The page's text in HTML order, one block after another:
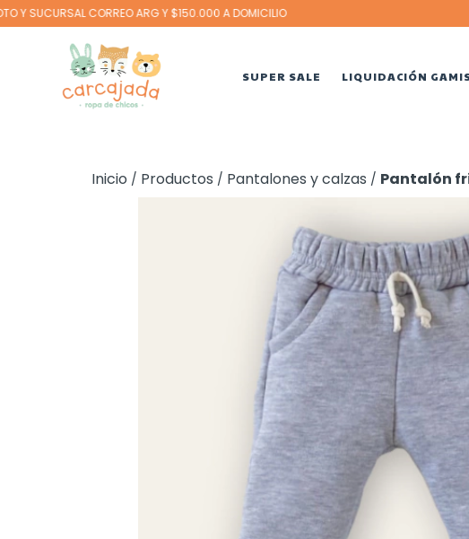
SUPER SALE LIQUIDACIÓN
Inicio / Productos / Pantalones y calzas / Pantalón